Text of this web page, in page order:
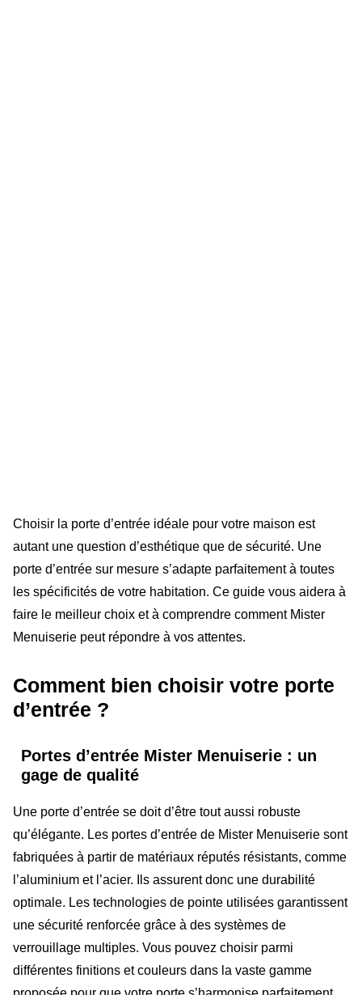
Choisir la porte d’entrée idéale pour votre maison est
autant une question d’esthétique que de sécurité. Une
porte d’entrée sur mesure s’adapte parfaitement à toutes
les spécificités de votre habitation. Ce guide vous aidera à
faire le meilleur choix et à comprendre comment Mister
Menuiserie peut répondre à vos attentes.
Comment bien choisir votre porte
d’entrée ?
Portes d’entrée Mister Menuiserie : un
gage de qualité
Une porte d’entrée se doit d’être tout aussi robuste
qu’élégante. Les portes d’entrée de Mister Menuiserie sont
fabriquées à partir de matériaux réputés résistants, comme
l’aluminium et l’acier. Ils assurent donc une durabilité
optimale. Les technologies de pointe utilisées garantissent
une sécurité renforcée grâce à des systèmes de
verrouillage multiples. Vous pouvez choisir parmi
différentes finitions et couleurs dans la vaste gamme